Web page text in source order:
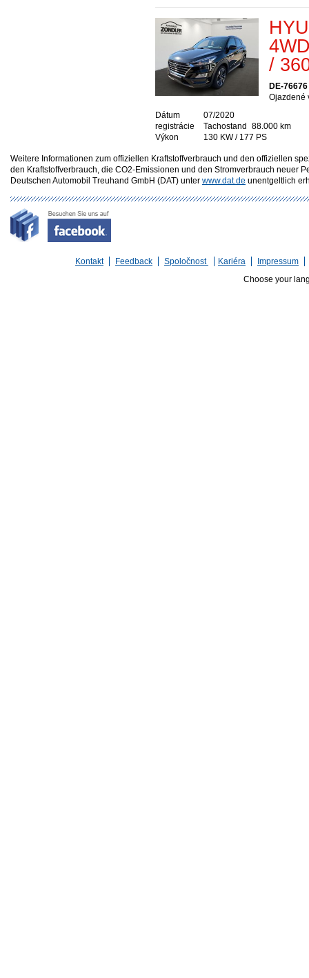
/
DE-
Ojazdené
Dátum
registrácie
07/2020
Tachostand
88.000 km
Výkon
130 KW / 177 PS
Weitere Informationen zum offiziellen Kraftstoffverbrauch und den offiziellen
den Kraftstoffverbrauch, die CO2-Emissionen und den Stromverbrauch neuer
Deutschen Automobil Treuhand GmbH (DAT) unter www.dat.de unentgeltlich
Kontakt Feedback Spoločnost Kariéra
Impressum
Choose your